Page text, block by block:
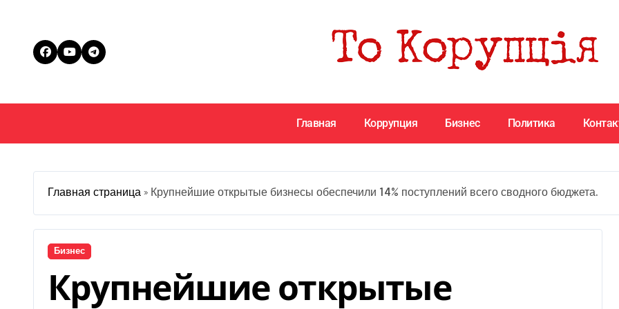
Главная Коррупция Бизнес Политика
Главная страница » Крупнейшие открытые бизнесы обеспечили 14% поступлений всего сводного бюджета.
Бизнес
Крупнейшие открытые